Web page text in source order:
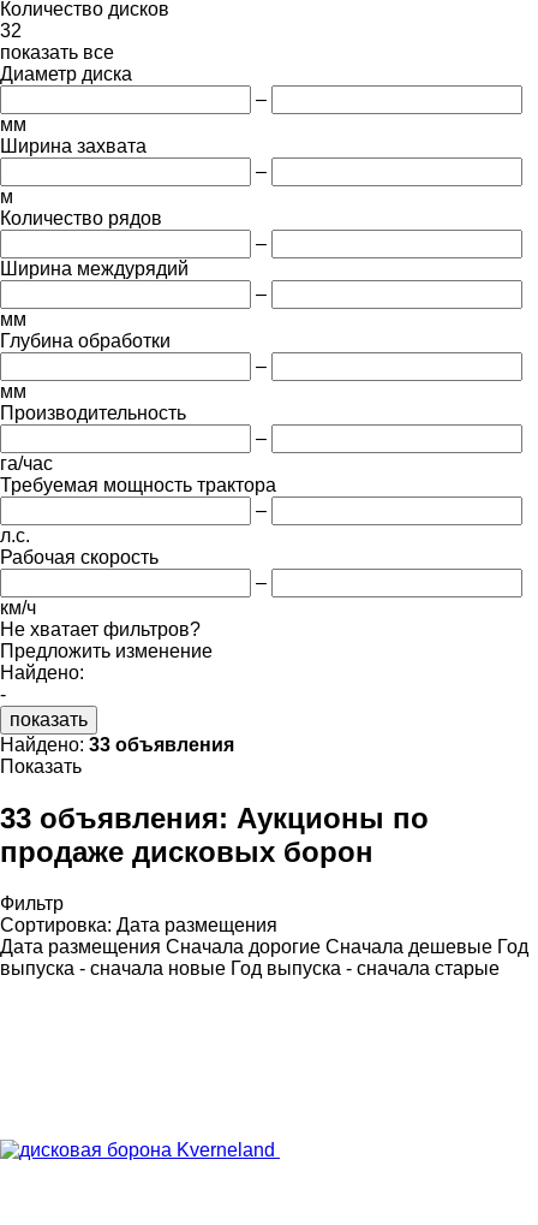
Количество дисков
32
показать все
Диаметр диска
–
мм
Ширина захвата
–
м
Количество рядов
–
Ширина междурядий
–
мм
Глубина обработки
–
мм
Производительность
–
га/час
Требуемая мощность трактора
–
л.с.
Рабочая скорость
–
км/ч
Не хватает фильтров?
Предложить изменение
Найдено:
-
показать
Найдено: 33 объявления
Показать
33 объявления: Аукционы по
продаже дисковых борон
Фильтр
Сортировка: Дата размещения
Дата размещения Сначала дорогие Сначала дешевые Год
выпуска - сначала новые Год выпуска - сначала старые